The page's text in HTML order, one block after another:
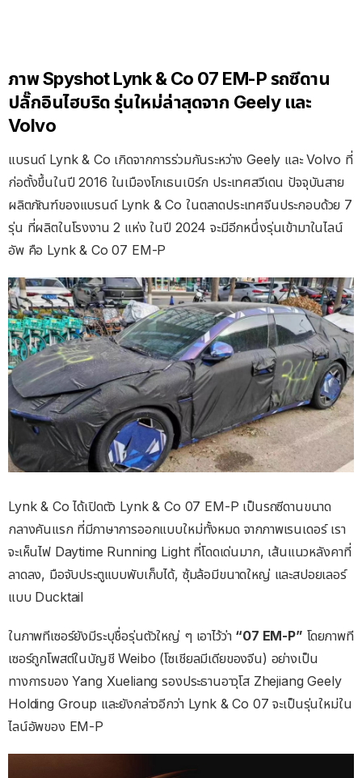
ภาพ Spyshot Lynk & Co 07 EM-P รถซีดาน
ปลั๊กอินไฮบริด รุ่นใหม่ล่าสุดจาก Geely และ
Volvo
แบรนด์ Lynk & Co เกิดจากการร่วมกันระหว่าง Geely และ Volvo ที่
ก่อตั้งขึ้นในปี 2016 ในเมืองโกเธนเบิร์ก ประเทศสวีเดน ปัจจุบันสาย
ผลิตภัณฑ์ของแบรนด์ Lynk & Co ในตลาดประเทศจีนประกอบด้วย 7
รุ่น ที่ผลิตในโรงงาน 2 แห่ง ในปี 2024 จะมีอีกหนึ่งรุ่นเข้ามาในไลน์
อัพ คือ Lynk & Co 07 EM-P
Lynk & Co ได้เปิดตัว Lynk & Co 07 EM-P เป็นรถซีดานขนาด
กลางคันแรก ที่มีภาษาการออกแบบใหม่ทั้งหมด จากภาพเรนเดอร์ เรา
จะเห็นไฟ Daytime Running Light ที่โดดเด่นมาก, เส้นแนวหลังคาที่
ลาดลง, มือจับประตูแบบพับเก็บได้, ซุ้มล้อมีขนาดใหญ่ และสปอยเลอร์
แบบ Ducktail
ในภาพทีเซอร์ยังมีระบุชื่อรุ่นตัวใหญ่ ๆ เอาไว้ว่า “07 EM-P” โดยภาพที
เซอร์ถูกโพสต์ในบัญชี Weibo (โซเชียลมีเดียของจีน) อย่างเป็น
ทางการของ Yang Xueliang รองประธานอาวุโส Zhejiang Geely
Holding Group และยังกล่าวอีกว่า Lynk & Co 07 จะเป็นรุ่นใหม่ใน
ไลน์อัพของ EM-P